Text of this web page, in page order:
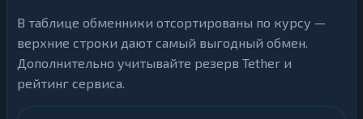
В таблице обменники отсортированы по курсу —
верхние строки дают самый выгодный обмен.
Дополнительно учитывайте резерв Tether и
рейтинг сервиса.